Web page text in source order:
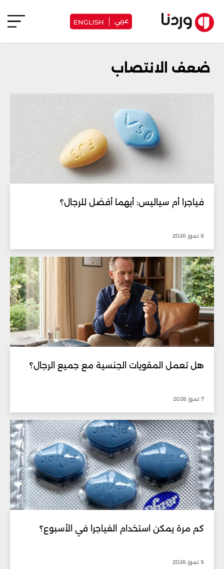
عربي ENGLISH
ضعف الانتصاب
فياجرا أم سياليس: أيهما أفضل للرجال؟
8 تموز 2026
هل تعمل المقويات الجنسية مع جميع الرجال؟
7 تموز 2026
كم مرة يمكن استخدام الفياجرا في الأسبوع؟
5 تموز 2026